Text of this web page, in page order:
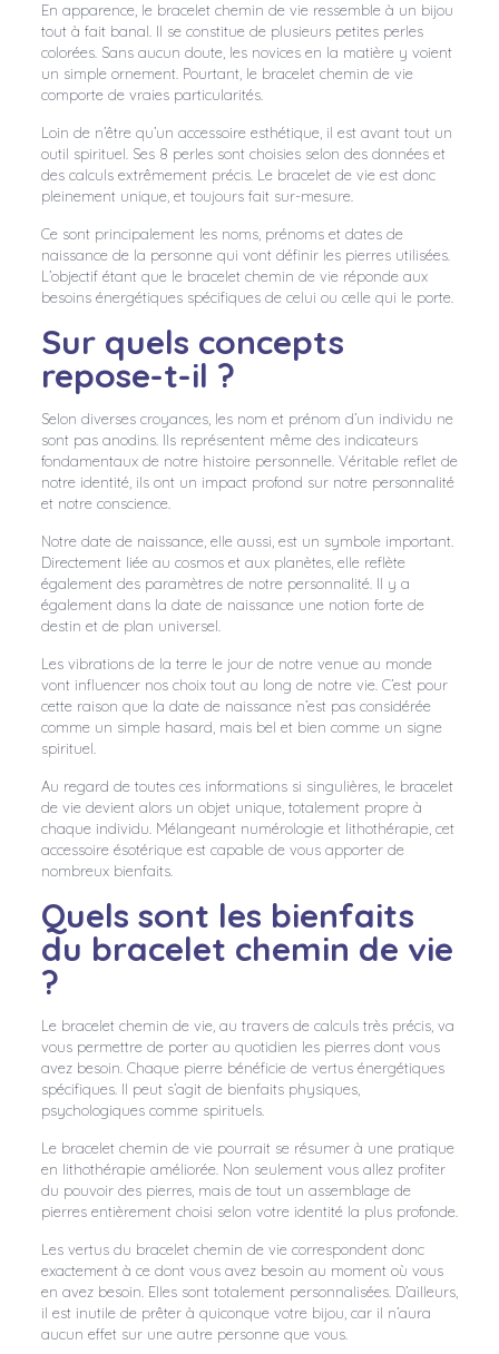
En apparence, le bracelet chemin de vie ressemble à un bijou
tout à fait banal. Il se constitue de plusieurs petites perles
colorées. Sans aucun doute, les novices en la matière y voient
un simple ornement. Pourtant, le bracelet chemin de vie
comporte de vraies particularités.
Loin de n’être qu’un accessoire esthétique, il est avant tout un
outil spirituel. Ses 8 perles sont choisies selon des données et
des calculs extrêmement précis. Le bracelet de vie est donc
pleinement unique, et toujours fait sur-mesure.
Ce sont principalement les noms, prénoms et dates de
naissance de la personne qui vont définir les pierres utilisées.
L’objectif étant que le bracelet chemin de vie réponde aux
besoins énergétiques spécifiques de celui ou celle qui le porte.
Sur quels concepts
repose-t-il ?
Selon diverses croyances, les nom et prénom d’un individu ne
sont pas anodins. Ils représentent même des indicateurs
fondamentaux de notre histoire personnelle. Véritable reflet de
notre identité, ils ont un impact profond sur notre personnalité
et notre conscience.
Notre date de naissance, elle aussi, est un symbole important.
Directement liée au cosmos et aux planètes, elle reflète
également des paramètres de notre personnalité. Il y a
également dans la date de naissance une notion forte de
destin et de plan universel.
Les vibrations de la terre le jour de notre venue au monde
vont influencer nos choix tout au long de notre vie. C’est pour
cette raison que la date de naissance n’est pas considérée
comme un simple hasard, mais bel et bien comme un signe
spirituel.
Au regard de toutes ces informations si singulières, le bracelet
de vie devient alors un objet unique, totalement propre à
chaque individu. Mélangeant numérologie et lithothérapie, cet
accessoire ésotérique est capable de vous apporter de
nombreux bienfaits.
Quels sont les bienfaits
du bracelet chemin de vie
?
Le bracelet chemin de vie, au travers de calculs très précis, va
vous permettre de porter au quotidien les pierres dont vous
avez besoin. Chaque pierre bénéficie de vertus énergétiques
spécifiques. Il peut s’agit de bienfaits physiques,
psychologiques comme spirituels.
Le bracelet chemin de vie pourrait se résumer à une pratique
en lithothérapie améliorée. Non seulement vous allez profiter
du pouvoir des pierres, mais de tout un assemblage de
pierres entièrement choisi selon votre identité la plus profonde.
Les vertus du bracelet chemin de vie correspondent donc
exactement à ce dont vous avez besoin au moment où vous
en avez besoin. Elles sont totalement personnalisées. D’ailleurs,
il est inutile de prêter à quiconque votre bijou, car il n’aura
aucun effet sur une autre personne que vous.